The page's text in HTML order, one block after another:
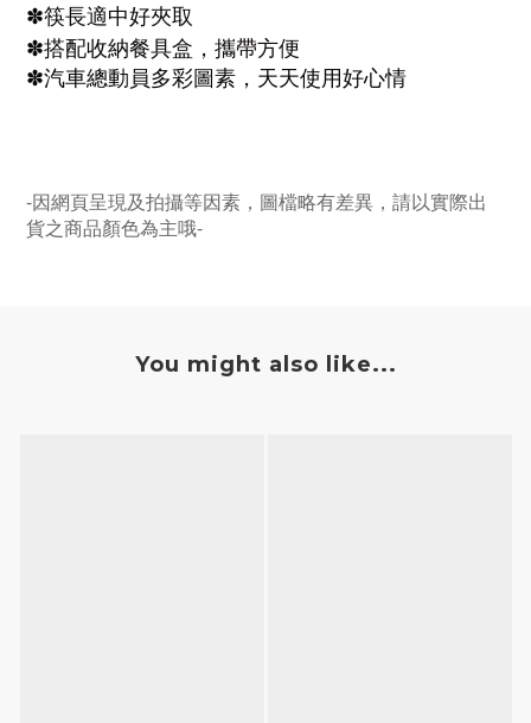
✽筷長適中好夾取
✽搭配收納餐具盒， 攜帶方便
✽汽車總動員多彩圖素，天天使用好心情
-因網頁呈現及拍攝等因素，圖檔略有差異，請以實際出
貨之商品顏色為主哦-
You might also like...